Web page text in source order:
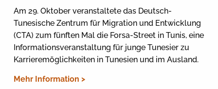
Am 29. Oktober veranstaltete das Deutsch-
Tunesische Zentrum für Migration und Entwicklung
(CTA) zum fünften Mal die Forsa-Street in Tunis, eine
Informationsveranstaltung für junge Tunesier zu
Karrieremöglichkeiten in Tunesien und im Ausland.
Mehr Information >